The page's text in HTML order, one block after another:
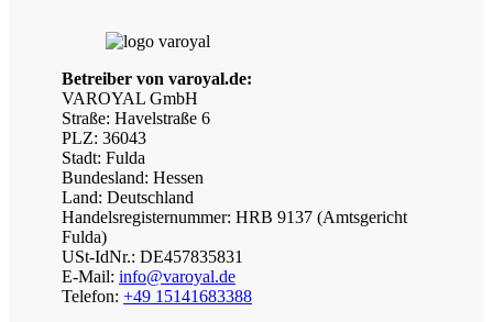
Betreiber von varoyal.de:
VAROYAL GmbH
Straße: Havelstraße 6
PLZ: 36043
Stadt: Fulda
Bundesland: Hessen
Land: Deutschland
Handelsregisternummer: HRB 9137 (Amtsgericht
Fulda)
USt-IdNr.: DE457835831
E-Mail: info@varoyal.de
Telefon: +49 15141683388